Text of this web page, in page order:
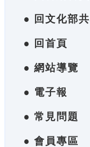
● 回文化部
● 回首頁
● 網站導覽
● 電子報
● 常見問題
● 會員專區